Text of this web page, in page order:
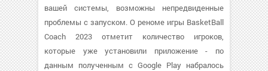
вашей системы, возможны непредвиденные
проблемы с запуском. О реноме игры BasketBall
Coach 2023 отметит количество игроков,
которые уже установили приложение - по
данным полученным с Google Play набралось